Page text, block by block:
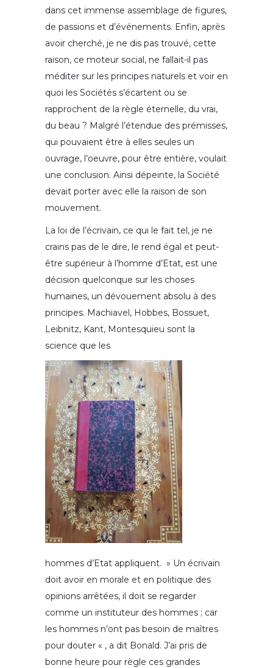
dans cet immense assemblage de figures,
de passions et d’événements. Enfin, après
avoir cherché, je ne dis pas trouvé, cette
raison, ce moteur social, ne fallait-il pas
méditer sur les principes naturels et voir en
quoi les Sociétés s’écartent ou se
rapprochent de la règle éternelle, du vrai,
du beau ? Malgré l’étendue des prémisses,
qui pouvaient être à elles seules un
ouvrage, l’oeuvre, pour être entière, voulait
une conclusion. Ainsi dépeinte, la Société
devait porter avec elle la raison de son
mouvement.
La loi de l’écrivain, ce qui le fait tel, je ne
crains pas de le dire, le rend égal et peut-
être supérieur à l’homme d’Etat, est une
décision quelconque sur les choses
humaines, un dévouement absolu à des
principes. Machiavel, Hobbes, Bossuet,
Leibnitz, Kant, Montesquieu sont la
science que les
hommes d’Etat appliquent. » Un écrivain
doit avoir en morale et en politique des
opinions arrêtées, il doit se regarder
comme un instituteur des hommes ; car
les hommes n’ont pas besoin de maîtres
pour douter « , a dit Bonald. J’ai pris de
bonne heure pour règle ces grandes